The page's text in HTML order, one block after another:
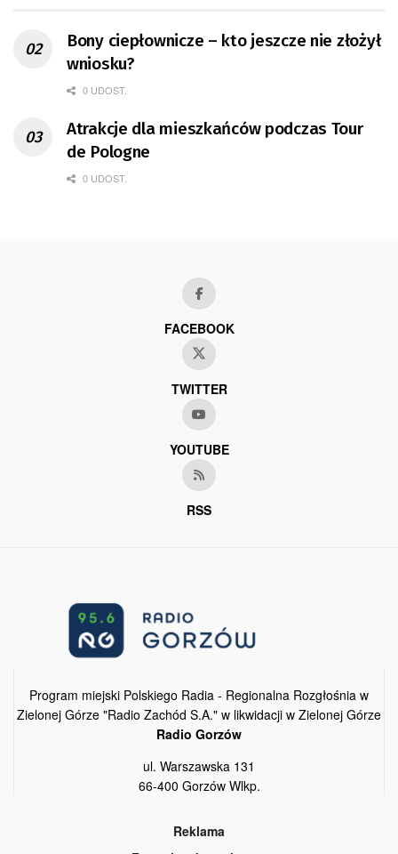
Bony ciepłownicze – kto jeszcze nie złożył
wniosku?
0 UDOST.
Atrakcje dla mieszkańców podczas Tour
de Pologne
0 UDOST.
FACEBOOK
TWITTER
YOUTUBE
RSS
Program miejski Polskiego Radia - Regionalna Rozgłośnia w
Zielonej Górze "Radio Zachód S.A." w likwidacji w Zielonej Górze
Radio Gorzów
ul. Warszawska 131
66-400 Gorzów Wlkp.
Reklama